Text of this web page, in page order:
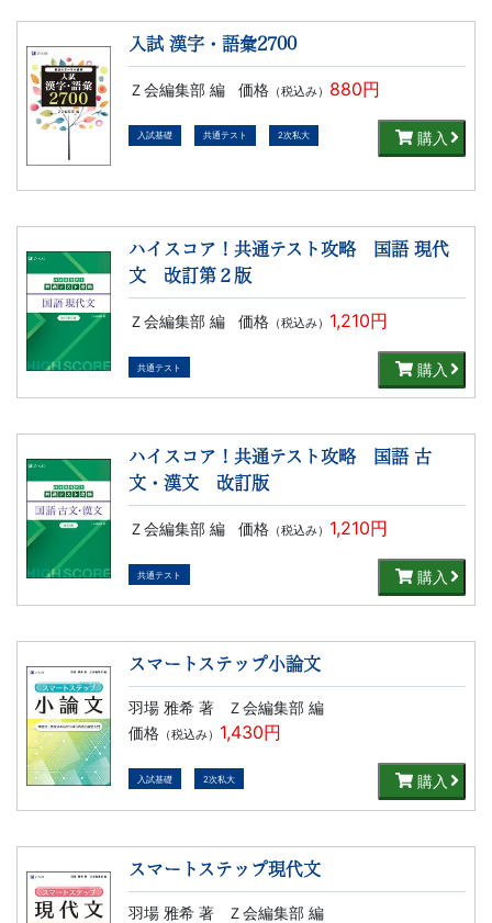
児・
小
生
向
け
書
籍、
文
芸
書
ま
で
入試 漢字・語彙2700
Ｚ会編集部 編 価格（税込み） 880円
入試基礎 共通テスト 2次私大 購入
ハイスコア！共通テスト攻略 国語 現代
文 改訂第２版
Ｚ会編集部 編 価格（税込み） 1,210円
共通テスト 購入
ハイスコア！共通テスト攻略 国語 古
文・漢文 改訂版
Ｚ会編集部 編 価格（税込み） 1,210円
共通テスト 購入
スマートステップ小論文
羽場 雅希 著
Ｚ会編集部 編
価格（税込み） 1,430円
入試基礎 2次私大 購入
スマートステップ現代文
羽場 雅希 著
Ｚ会編集部 編